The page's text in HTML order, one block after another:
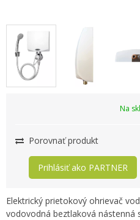
Na
Porovnať produkt
Prihlásiť ako PARTNER
Elektrický prietokový ohrievač
vodovodná beztlaková nástenná